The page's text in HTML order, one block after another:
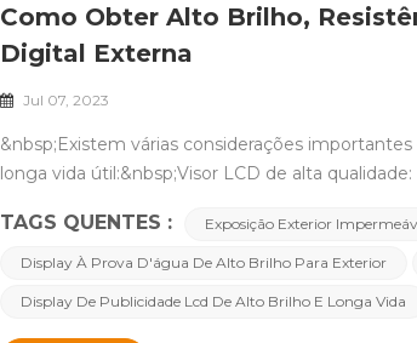
Como Obter Alto Brilho,
Digital Externa
Jul 07, 2023
&nbsp;Existem várias considerações
longa vida útil:&nbsp;Visor LCD de alta
um gabinete durável e resistente às
alumínio, que é bom para dissipação de calor e
TAGS QUENTES : Exposição Exterior
Display À Prova D'água De Alto Brilho Para Exterior
Display De Publicidade Lcd De Alto Brilho E Longa Vida